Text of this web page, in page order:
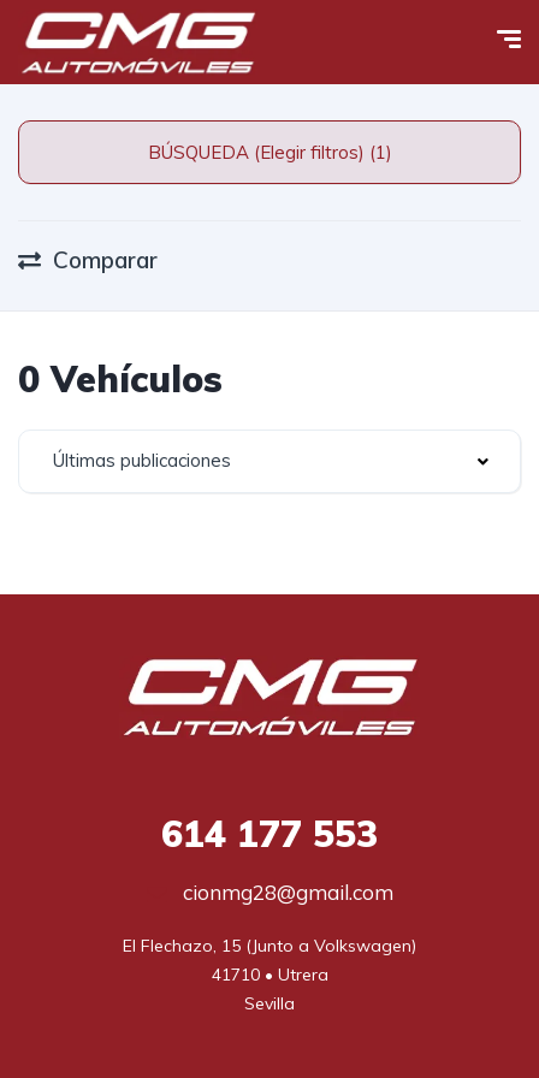
BÚSQUEDA (Elegir filtros) (1)
Comparar
0 Vehículos
Últimas publicaciones
614 177 553
cionmg28@gmail.com
El Flechazo, 15 (Junto a Volkswagen)
41710 • Utrera
Sevilla